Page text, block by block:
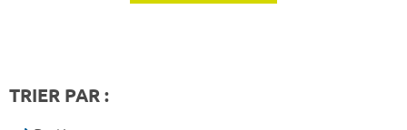
TRIER PAR :